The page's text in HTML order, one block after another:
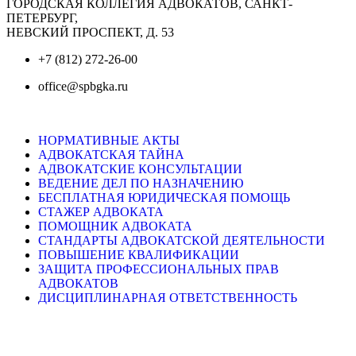
ГОРОДСКАЯ КОЛЛЕГИЯ АДВОКАТОВ, САНКТ-
ПЕТЕРБУРГ,
НЕВСКИЙ ПРОСПЕКТ, Д. 53
+7 (812) 272-26-00
office@spbgka.ru
НОРМАТИВНЫЕ АКТЫ
АДВОКАТСКАЯ ТАЙНА
АДВОКАТСКИЕ КОНСУЛЬТАЦИИ
ВЕДЕНИЕ ДЕЛ ПО НАЗНАЧЕНИЮ
БЕСПЛАТНАЯ ЮРИДИЧЕСКАЯ ПОМОЩЬ
СТАЖЕР АДВОКАТА
ПОМОЩНИК АДВОКАТА
СТАНДАРТЫ АДВОКАТСКОЙ ДЕЯТЕЛЬНОСТИ
ПОВЫШЕНИЕ КВАЛИФИКАЦИИ
ЗАЩИТА ПРОФЕССИОНАЛЬНЫХ ПРАВ
АДВОКАТОВ
ДИСЦИПЛИНАРНАЯ ОТВЕТСТВЕННОСТЬ